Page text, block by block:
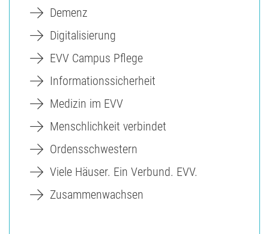
Demenz
Digitalisierung
EVV Campus Pflege
Informationssicherheit
Medizin im EVV
Menschlichkeit verbindet
Ordensschwestern
Viele Häuser. Ein Verbund. EVV.
Zusammenwachsen